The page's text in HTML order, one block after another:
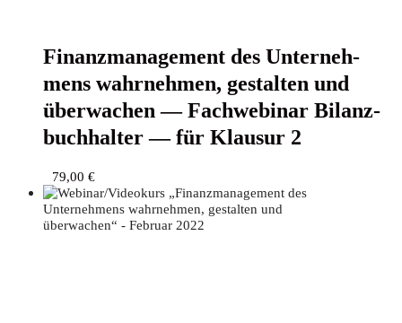
Finanz­ma­nage­ment des Unter­neh­
mens wahr­neh­men, gestal­ten und
über­wa­chen — Fach­web­i­nar Bilanz­
buch­hal­ter — für Klau­sur 2
79,00 €